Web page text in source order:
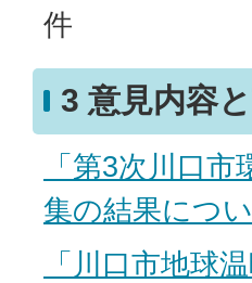
件
3 意見内容
「第3次川口
集の結果につ
「川口市地球